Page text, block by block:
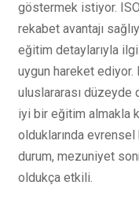
göstermek istiyor.
rekabet avantajı
eğitim detaylarıyla
uygun hareket ediyor.
uluslararası düzeyde
iyi bir eğitim almakla
olduklarında
durum, mezuniyet
oldukça etkili.